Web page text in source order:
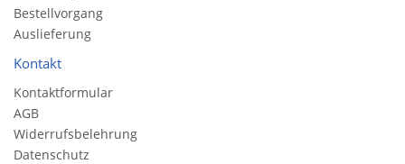
Bestellvorgang
Auslieferung
Kontakt
Kontaktformular
AGB
Widerrufsbelehrung
Datenschutz